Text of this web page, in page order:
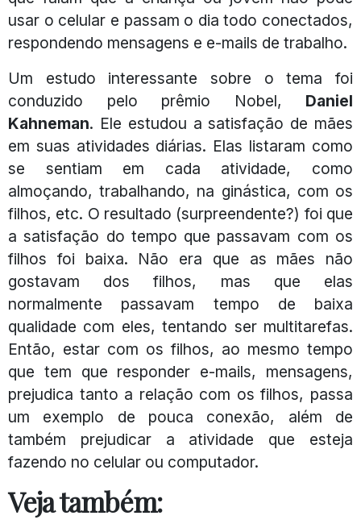
usar o celular e passam o dia todo conectados,
respondendo mensagens e e-mails de trabalho.
Um estudo interessante sobre o tema foi
conduzido pelo prêmio Nobel, Daniel
Kahneman. Ele estudou a satisfação de mães
em suas atividades diárias. Elas listaram como
se sentiam em cada atividade, como
almoçando, trabalhando, na ginástica, com os
filhos, etc. O resultado (surpreendente?) foi que
a satisfação do tempo que passavam com os
filhos foi baixa. Não era que as mães não
gostavam dos filhos, mas que elas
normalmente passavam tempo de baixa
qualidade com eles, tentando ser multitarefas.
Então, estar com os filhos, ao mesmo tempo
que tem que responder e-mails, mensagens,
prejudica tanto a relação com os filhos, passa
um exemplo de pouca conexão, além de
também prejudicar a atividade que esteja
fazendo no celular ou computador.
Veja também: